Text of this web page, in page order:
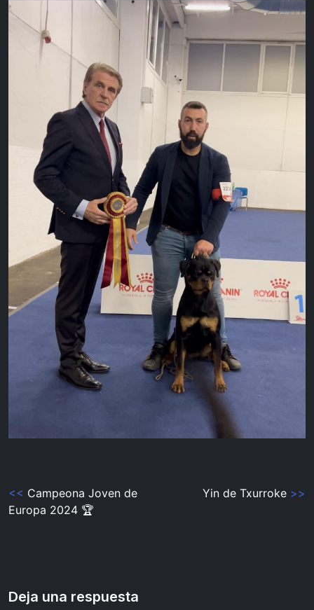
Navegación
<< Campeona Joven de
Europa 2024 🏆
Yin de Txurroke >>
Deja una respuesta